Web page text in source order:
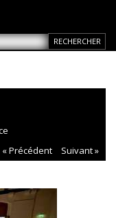
« Précédent
Suivant »